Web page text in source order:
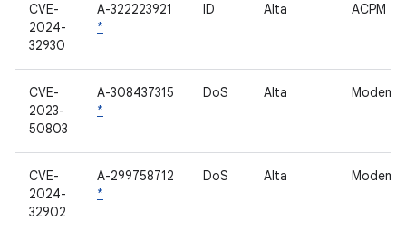
CVE-
2024-
32930
A-322223921
*
ID Alta ACPM
CVE-
2023-
50803
A-308437315
*
DoS Alta Modem
CVE-
2024-
32902
A-299758712
*
DoS Alta Modem